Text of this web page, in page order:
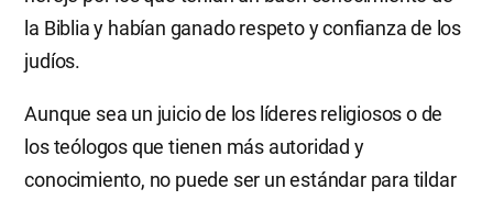
la Biblia y habían ganado respeto y confianza de los
judíos.
Aunque sea un juicio de los líderes religiosos o de
los teólogos que tienen más autoridad y
conocimiento, no puede ser un estándar para tildar